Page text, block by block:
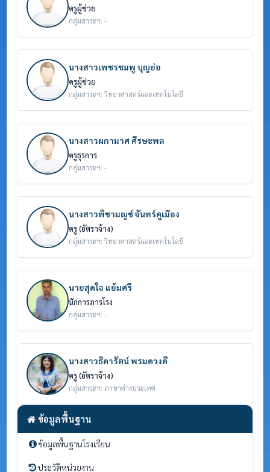
ข้อมูลพื้นฐาน
ข้อมูลพื้นฐานโรงเรียน
ประวัติหน่วยงาน
ครูผู้ช่วย
กลุ่มสาระฯ: -
นางสาวเพชรชมพู บุญย่อ
ครูผู้ช่วย
กลุ่มสาระฯ: วิทยาศาสตร์และเทคโนโลยี
นางสาวผกามาศ ศีรษะพล
ครูธุรการ
กลุ่มสาระฯ: -
นางสาวพิชามญช์ จันทร์คูเมือง
ครู (อัตราจ้าง)
กลุ่มสาระฯ: วิทยาศาสตร์และเทคโนโลยี
นายสุดใจ แย้มศรี
นักการภารโรง
กลุ่มสาระฯ: -
นางสาวธิดารัตน์ พรมดวงดี
ครู (อัตราจ้าง)
กลุ่มสาระฯ: ภาษาต่างประเทศ